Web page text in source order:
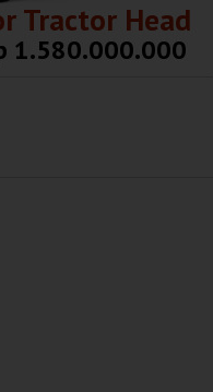
Tractor Head
1.580.000.000